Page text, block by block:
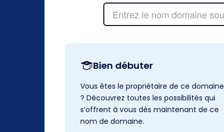
Bien débuter
Vous êtes le propriétaire de ce domaine
? Découvrez toutes les possibilités qui
s’offrent à vous dès maintenant de ce
nom de domaine.